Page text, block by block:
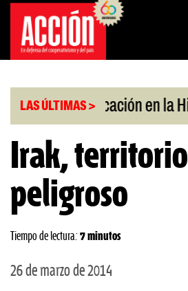
Saltar
contenido
LAS ÚLTIMAS >
Bonificación en la Hidrovía
Irak, territorio
peligroso
Tiempo de lectura: 7 minutos
26 de marzo de 2014